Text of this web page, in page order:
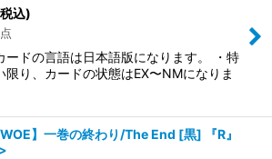
込)
ードの言語は日本語版になります。 ・特
限り、カードの状態はEX〜NMになりま
WOE】一巻の終わり/The End [黒] 『R』